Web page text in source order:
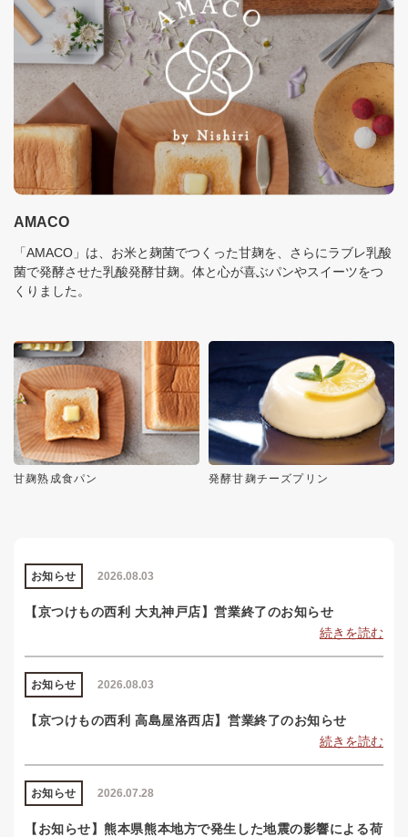
AMACO
「AMACO」は、お米と麹菌でつくった甘麹を、さらにラブレ乳酸
菌で発酵させた乳酸発酵甘麹。体と心が喜ぶパンやスイーツをつ
くりました。
甘麹熟成食パン 発酵甘麹チーズプリン
2026.08.03
お知らせ
【京つけもの西利 大丸神戸店】営業終了のお知らせ
続きを読む
2026.08.03
お知らせ
【京つけもの西利 高島屋洛西店】営業終了のお知らせ
続きを読む
2026.07.28
お知らせ
【お知らせ】熊本県熊本地方で発生した地震の影響による荷